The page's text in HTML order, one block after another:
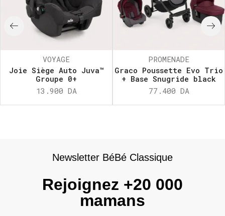
VOYAGE
Joie Siège Auto Juva™
Groupe 0+
13.900 DA
PROMENADE
Graco Poussette Evo Trio
+ Base Snugride black
77.400 DA
Newsletter BéBé Classique
Rejoignez +20 000
mamans